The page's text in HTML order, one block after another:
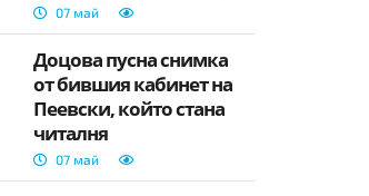
07 май
Доцова пусна снимка
от бившия кабинет на
Пеевски, който стана
читалня
07 май